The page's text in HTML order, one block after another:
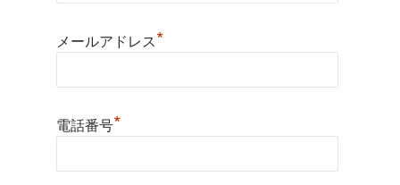
メールアドレス*
電話番号*